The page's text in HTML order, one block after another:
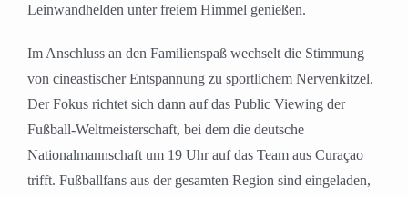
Leinwandhelden unter freiem Himmel genießen.
Im Anschluss an den Familienspaß wechselt die Stimmung
von cineastischer Entspannung zu sportlichem Nervenkitzel.
Der Fokus richtet sich dann auf das Public Viewing der
Fußball-Weltmeisterschaft, bei dem die deutsche
Nationalmannschaft um 19 Uhr auf das Team aus Curaçao
trifft. Fußballfans aus der gesamten Region sind eingeladen,